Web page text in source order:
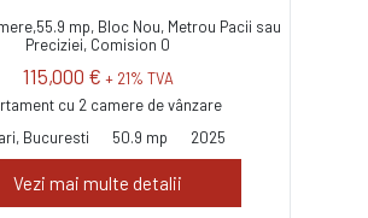
mp, Bloc Nou, Metrou Pacii sau
Preciziei, Comision 0
115,000 € + 21% TVA
cu 2 camere de vânzare
Bucuresti
50.9 mp 2025
Vezi mai multe detalii